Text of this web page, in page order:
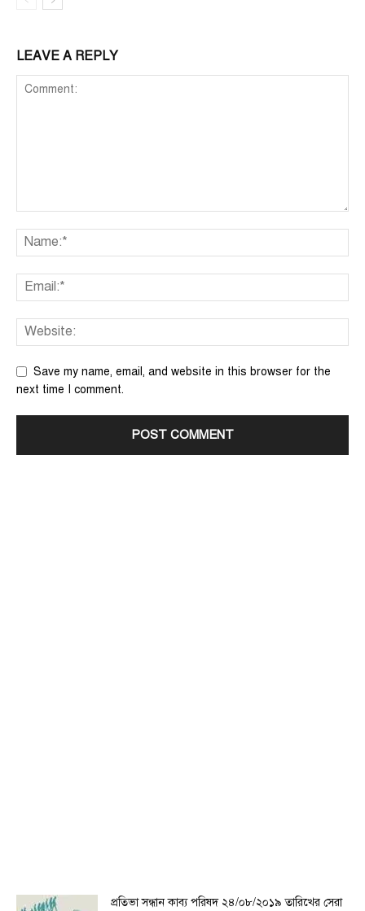
LEAVE A REPLY
Save my name, email, and website in this browser for the
next time I comment.
প্রতিভা সন্ধান কাব্য পরিষদ ২৪/০৮/২০১৯ তারিখের সেরা